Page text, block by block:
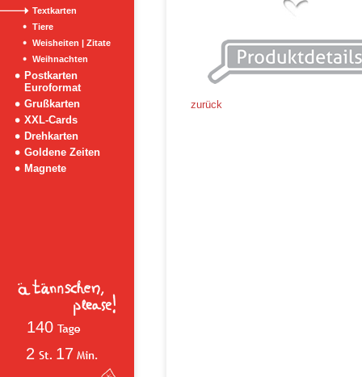
Textkarten
Tiere
Weisheiten | Zitate
Weihnachten
Postkarten
Euroformat
Grußkarten
XXL-Cards
Drehkarten
Goldene Zeiten
Magnete
140
2
17
zurück